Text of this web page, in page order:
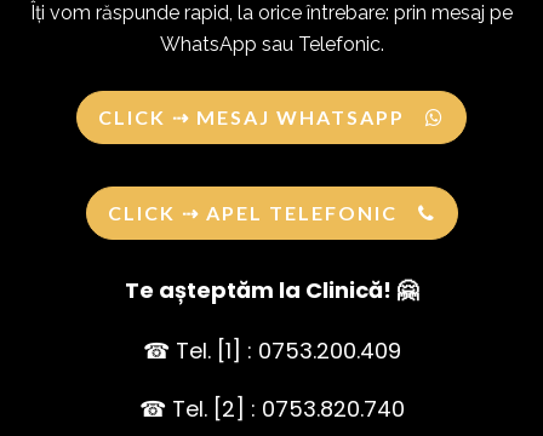
Îți vom răspunde rapid, la orice întrebare: prin mesaj pe
WhatsApp sau Telefonic.
CLICK ⇢ MESAJ WHATSAPP
CLICK ⇢ APEL TELEFONIC
Te așteptăm la Clinică! 🤗
☎ Tel. [1] : 0753.200.409
☎ Tel. [2] : 0753.820.740